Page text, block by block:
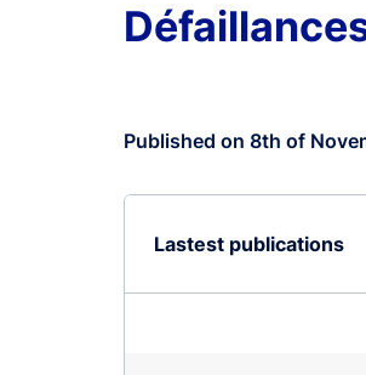
Published on 8th of
Lastest publications